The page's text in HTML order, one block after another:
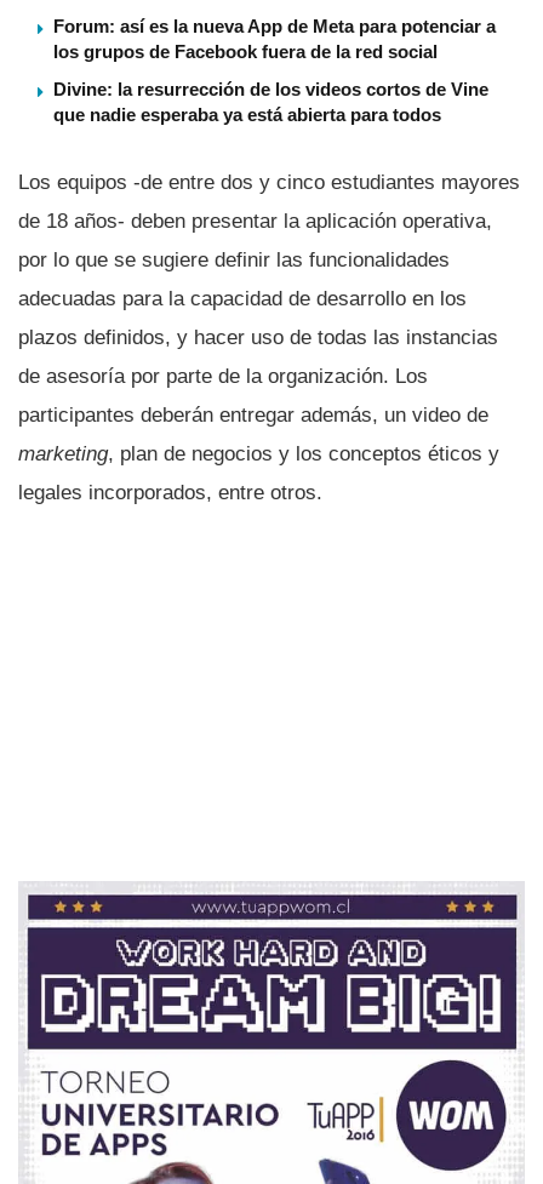
Forum: así es la nueva App de Meta para potenciar a
los grupos de Facebook fuera de la red social
Divine: la resurrección de los videos cortos de Vine
que nadie esperaba ya está abierta para todos
Los equipos -de entre dos y cinco estudiantes mayores
de 18 años- deben presentar la aplicación operativa,
por lo que se sugiere definir las funcionalidades
adecuadas para la capacidad de desarrollo en los
plazos definidos, y hacer uso de todas las instancias
de asesorí­a por parte de la organización. Los
participantes deberán entregar además, un video de
marketing, plan de negocios y los conceptos éticos y
legales incorporados, entre otros.